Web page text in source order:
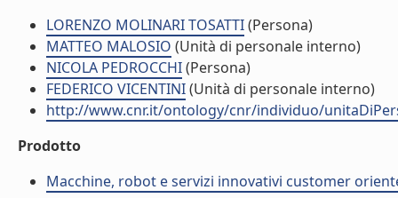
LORENZO MOLINARI TOSATTI(Persona)
MATTEO MALOSIO (Unità di personale interno)
NICOLA PEDROCCHI(Persona)
FEDERICO VICENTINI(Unità di personale interno)
http://www.cnr.it/ontology/cnr/individuo/
Prodotto
Macchine, robot e servizi innovativi customer